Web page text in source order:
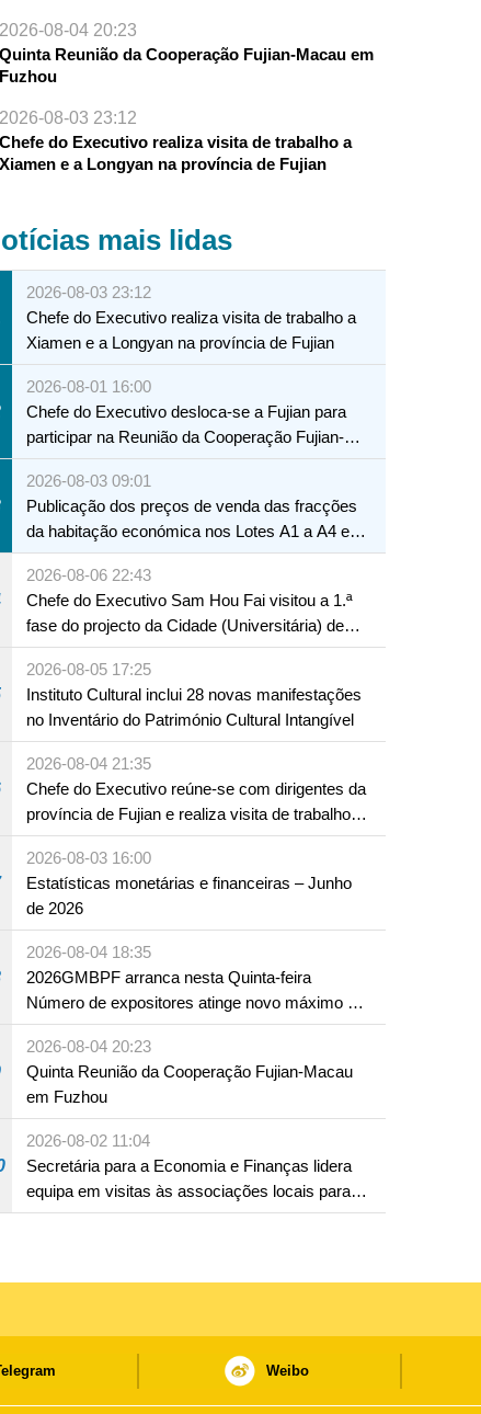
2026-08-04 20:23
Quinta Reunião da Cooperação Fujian-Macau em
Fuzhou
2026-08-03 23:12
Chefe do Executivo realiza visita de trabalho a
Xiamen e a Longyan na província de Fujian
mais lidas
2026-08-03 23:12
Chefe do Executivo realiza visita de trabalho a
Xiamen e a Longyan na província de Fujian
2026-08-01 16:00
Chefe do Executivo desloca-se a Fujian para
participar na Reunião da Cooperação Fujian-
Macau
2026-08-03 09:01
Publicação dos preços de venda das fracções
da habitação económica nos Lotes A1 a A4 e
A12 da Zona A dos Novos Aterros
2026-08-06 22:43
Chefe do Executivo Sam Hou Fai visitou a 1.ª
fase do projecto da Cidade (Universitária) de
Educação Internacional de Macau e Hengqin
2026-08-05 17:25
Instituto Cultural inclui 28 novas manifestações
no Inventário do Património Cultural Intangível
2026-08-04 21:35
Chefe do Executivo reúne-se com dirigentes da
província de Fujian e realiza visita de trabalho
em Fuzhou
2026-08-03 16:00
Estatísticas monetárias e financeiras – Junho
de 2026
2026-08-04 18:35
2026GMBPF arranca nesta Quinta-feira
Número de expositores atinge novo máximo em
18 anos
2026-08-04 20:23
Quinta Reunião da Cooperação Fujian-Macau
em Fuzhou
2026-08-02 11:04
Secretária para a Economia e Finanças lidera
equipa em visitas às associações locais para
consolidar consensos e promover os trabalhos
Weibo